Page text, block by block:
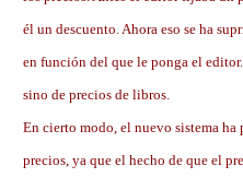
él un descuento. Ahora eso se ha
en función del que le ponga el
sino de precios de libros.
En cierto modo, el nuevo sistema ha
precios, ya que el hecho de que el